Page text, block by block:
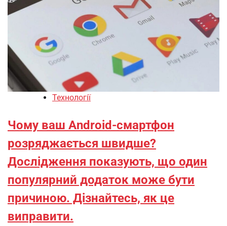
Технології
Чому ваш Android-смартфон
розряджається швидше?
Дослідження показують, що один
популярний додаток може бути
причиною. Дізнайтесь, як це
виправити.